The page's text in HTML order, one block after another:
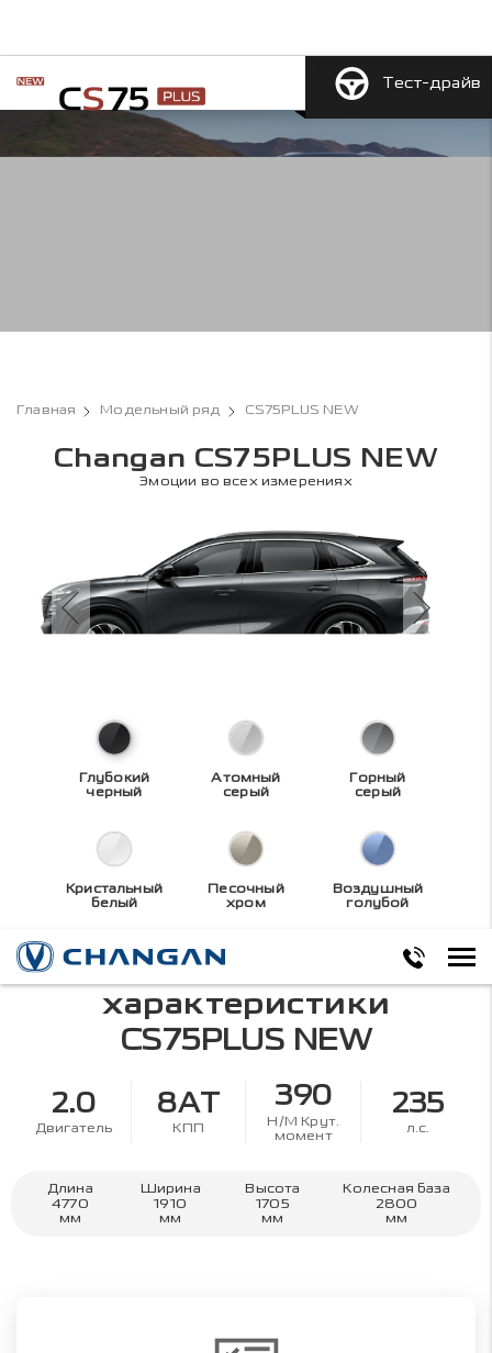
Тест-драйв
Главная Модельный ряд CS75PLUS NEW
Changan CS75PLUS NEW
Эмоции во всех измерениях
Глубокий
черный
Атомный
серый
Горный
серый
Кристальный
белый
Песочный
хром
Воздушный
голубой
Технические
характеристики
CS75PLUS NEW
2.0
Двигатель
8AT
КПП
390
Н/М Крут.
момент
235
л.с.
Длина
4770
мм
Ширина
1910
мм
Высота
1705
мм
Колесная база
2800
мм